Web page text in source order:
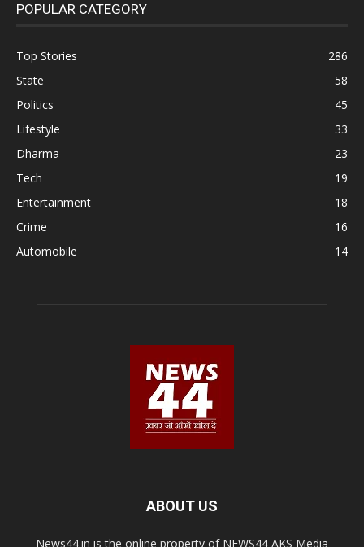
POPULAR CATEGORY
Top Stories
286
State
58
Politics
45
Lifestyle
33
Dharma
23
Tech
19
Entertainment
18
Crime
16
Automobile
14
ABOUT US
News44.in is the online property of NEWS44 AKS Media